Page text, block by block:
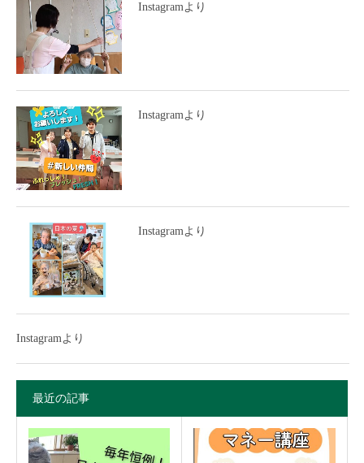
Instagramより
Instagramより
Instagramより
Instagramより
最近の記事